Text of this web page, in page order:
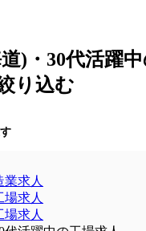
)・30代活躍
り込む
業求人
求人
求人